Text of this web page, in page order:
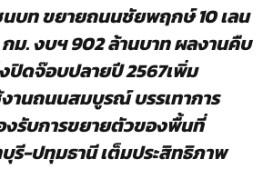
บท ขยายถนนชัยพฤกษ์ 10 เลน
กม. งบฯ 902 ล้านบาท ผลงานคืบ
ปิดจ๊อบปลายปี 2567เพิ่ม
านถนนสมบูรณ์ บรรเทาการ
งรับการขยายตัวของพื้นที่
รี-ปทุมธานี เต็มประสิทธิภาพ